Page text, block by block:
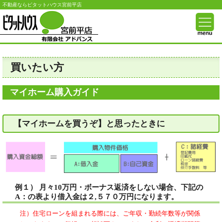
不動産ならピタットハウス宮前平店
買いたい方
マイホーム購入ガイド
【マイホームを買うぞ】と思ったときに
例１） 月々10万円・ボーナス返済をしない場合、下記の
A：の表より借入金は２,５７０万円になります。
注）住宅ローンを組まれる際には、ご年収・勤続年数等が関係